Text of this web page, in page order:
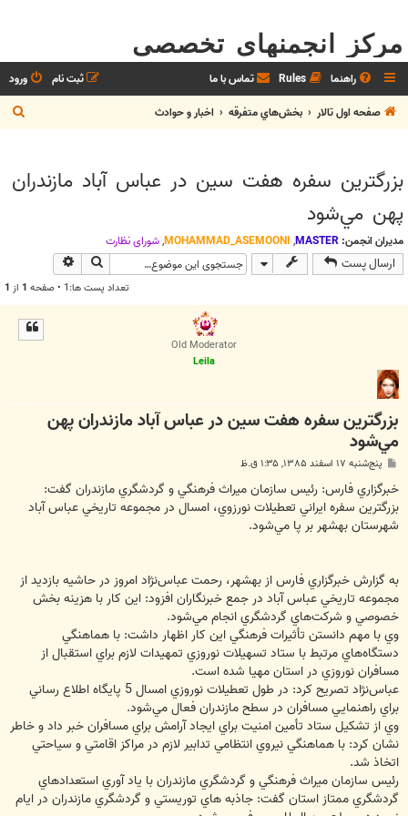
مرکز انجمنهای تخصصی
راهنما Rules تماس با ما ورود
ثبت نام
صفحه اول تالار
بخش‌‌هاي متفرقه اخبار و حوادث
س
بزرگترين سفره هفت سين در عباس آباد مازندران
پهن مي‌شود
مدیران انجمن: MASTER
,
MOHAMMAD_ASEMOONI
,شوراي نظارت
ارسال پست جستجو
تعداد پست ها:1 • صفحه 1 از 1
Old Moderator
Leila
بزرگترين سفره هفت سين در عباس آباد مازندران پهن
مي‌شود
س
ت
پنج‌شنبه ۱۷ اسفند ۱۳۸۵, ۱:۳۵ ق.ظ
خبرگزاري فارس: رئيس سازمان ميراث فرهنگي و گردشگري مازندران گفت:
بزرگترين سفره ايراني تعطيلات نورزوي، امسال در مجموعه تاريخي عباس آباد
شهرستان بهشهر بر پا مي‌شود.
به گزارش خبرگزاري فارس از بهشهر، رحمت عباس‌نژاد امروز در حاشيه بازديد از
مجموعه تاريخي عباس آباد در جمع خبرنگاران افزود: اين كار با هزينه بخش
خصوصي و شركت‌هاي گردشگري انجام مي‌شود.
وي با مهم دانستن تأثيرات فرهنگي اين كار اظهار داشت: با هماهنگي
دستگاه‌هاي مرتبط با ستاد تسهيلات نوروزي تمهيدات لازم براي استقبال از
مسافران نوروزي در استان مهيا شده است.
عباس‌نژاد تصريح كرد: در طول تعطيلات نوروزي امسال 5 پايگاه اطلاع رساني
براي راهنمايي مسافران در سطح مازندران فعال مي‌شود.
وي از تشكيل ستاد تأمين امنيت براي ايجاد آرامش براي مسافران خبر داد و خاطر
نشان كرد: با هماهنگي نيروي انتظامي تدابير لازم در مراكز اقامتي و سياحتي
اتخاذ شد.
رئيس سازمان ميراث فرهنگي و گردشگري مازندران با ياد آوري استعدادهاي
گردشگري ممتاز استان گفت: جاذبه هاي توريستي و گردشگري مازندران در ايام